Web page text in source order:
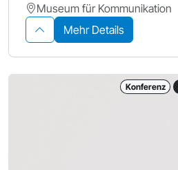
Museum für Kommunikation
Mehr Details
Konferenz